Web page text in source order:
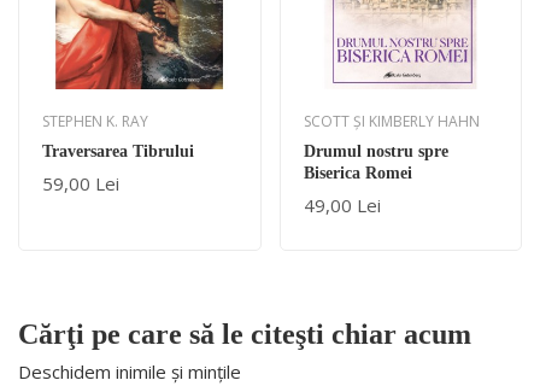
STEPHEN K. RAY
Traversarea Tibrului
59,00 Lei
SCOTT ȘI KIMBERLY HAHN
Drumul nostru spre
Biserica Romei
49,00 Lei
Cărţi pe care să le citeşti chiar acum
Deschidem inimile și mințile